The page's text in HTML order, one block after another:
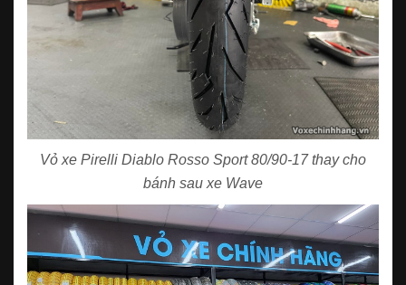
Vỏ xe Pirelli Diablo Rosso Sport 80/90-17 thay cho
bánh sau xe Wave